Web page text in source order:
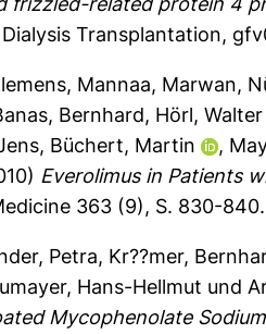
Transplantation,
, Mannaa, Marwan,
Bernhard, Hörl,
, Büchert, Martin ,
Everolimus in Patients
363 (9), S. 830-
Petra, Kr??mer,
Hans-Hellmut und
Mycophenolate